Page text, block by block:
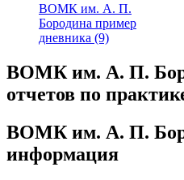
ВОМК им. А. П.
Бородина пример
дневника (9)
ВОМК им. А. П.
отчетов по
ВОМК им. А. П.
информация